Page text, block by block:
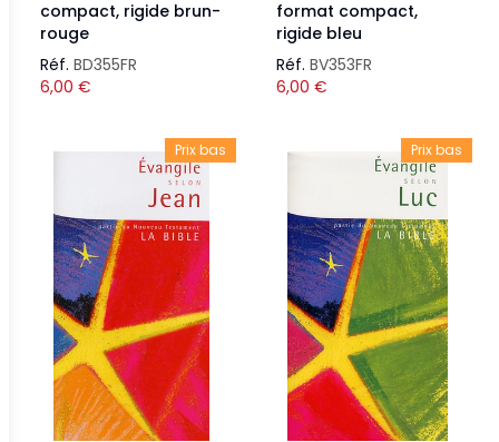
compact, rigide brun-
rouge
Réf. BD355FR
6,00 €
format compact,
rigide bleu
Réf. BV353FR
6,00 €
Prix bas Prix bas